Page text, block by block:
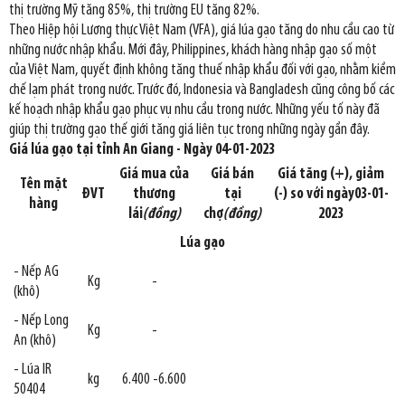
thị trường Mỹ tăng 85%, thị trường EU tăng 82%.
Theo Hiệp hội Lương thực Việt Nam (VFA), giá lúa gạo tăng do nhu cầu cao từ
những nước nhập khẩu. Mới đây, Philippines, khách hàng nhập gạo số một
của Việt Nam, quyết định không tăng thuế nhập khẩu đối với gạo, nhằm kiềm
chế lạm phát trong nước. Trước đó, Indonesia và Bangladesh cũng công bố các
kế hoạch nhập khẩu gạo phục vụ nhu cầu trong nước. Những yếu tố này đã
giúp thị trường gạo thế giới tăng giá liên tục trong những ngày gần đây.
Giá lúa gạo tại tỉnh An Giang - Ngày 04-01-2023
Tên mặt
hàng
ĐVT
Giá mua của
thương
lái(đồng)
Giá bán
tại
chợ(đồng)
Giá tăng (+), giảm
(-) so với ngày03-01-
2023
Lúa gạo
- Nếp AG
(khô)
Kg -
- Nếp Long
An (khô)
Kg -
- Lúa IR
50404
kg 6.400 -6.600